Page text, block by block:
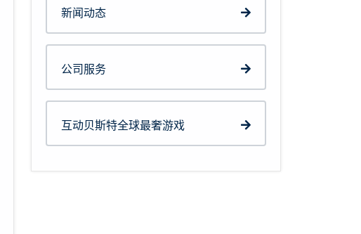
新闻动态
公司服务
互动贝斯特全球最奢游戏